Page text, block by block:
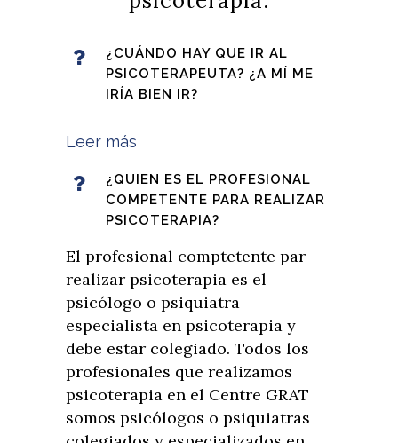
¿CUÁNDO HAY QUE IR AL
PSICOTERAPEUTA? ¿A MÍ ME
IRÍA BIEN IR?
Leer más
¿QUIEN ES EL PROFESIONAL
COMPETENTE PARA REALIZAR
PSICOTERAPIA?
El profesional comptetente par
realizar psicoterapia es el
psicólogo o psiquiatra
especialista en psicoterapia y
debe estar colegiado. Todos los
profesionales que realizamos
psicoterapia en el Centre GRAT
somos psicólogos o psiquiatras